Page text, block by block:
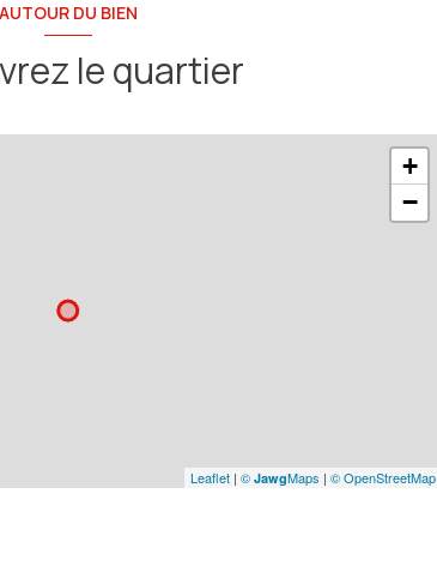
AUTOUR DU BIEN
le quartier
+
−
Leaflet | © JawgMaps | © OpenStreetMap